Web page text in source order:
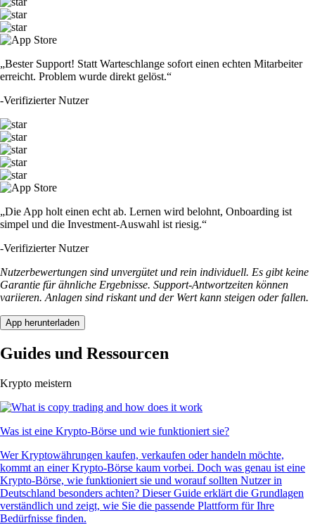
„Bester Support! Statt Warteschlange sofort einen echten Mitarbeiter
erreicht. Problem wurde direkt gelöst.“
-Verifizierter Nutzer
„Die App holt einen echt ab. Lernen wird belohnt, Onboarding ist
simpel und die Investment-Auswahl ist riesig.“
-Verifizierter Nutzer
Nutzerbewertungen sind unvergütet und rein individuell. Es gibt keine
Garantie für ähnliche Ergebnisse. Support-Antwortzeiten können
variieren. Anlagen sind riskant und der Wert kann steigen oder fallen.
App herunterladen
Guides und Ressourcen
Krypto meistern
Was ist eine Krypto-Börse und wie funktioniert sie?
Wer Kryptowährungen kaufen, verkaufen oder handeln möchte,
kommt an einer Krypto-Börse kaum vorbei. Doch was genau ist eine
Krypto-Börse, wie funktioniert sie und worauf sollten Nutzer in
Deutschland besonders achten? Dieser Guide erklärt die Grundlagen
verständlich und zeigt, wie Sie die passende Plattform für Ihre
Bedürfnisse finden.